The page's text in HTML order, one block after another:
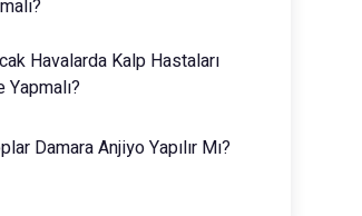
Havalarda Kalp Hastaları
Yapmalı?
Damara Anjiyo Yapılır Mı?